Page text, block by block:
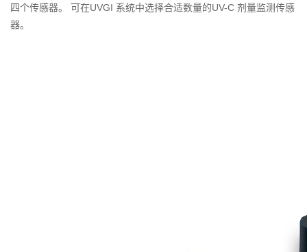
四个传感器。 可在UVGI 系统中选择合适数量的UV-C 剂量监测传感
器。